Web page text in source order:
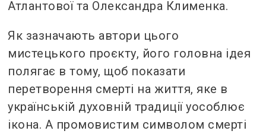
Атлантової та Олександра Клименка.
Як зазначають автори цього
мистецького проєкту, його головна ідея
полягає в тому, щоб показати
перетворення смерті на життя, яке в
українській духовній традиції уособлює
ікона. А промовистим символом смерті